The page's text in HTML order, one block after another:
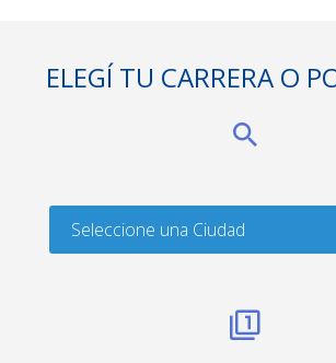
ELEGÍ TU CARRERA O